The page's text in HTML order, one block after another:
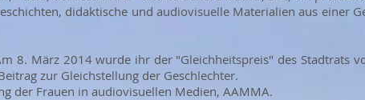
didaktische und audiovisuelle Materialien aus einer
8. März 2014 wurde ihr der "Gleichheitspreis" des Stadtrats
zur Gleichstellung der Geschlechter.
der Frauen in audiovisuellen Medien, AAMMA.